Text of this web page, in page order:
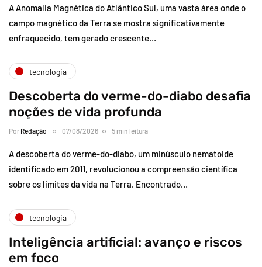
A Anomalia Magnética do Atlântico Sul, uma vasta área onde o
campo magnético da Terra se mostra significativamente
enfraquecido, tem gerado crescente…
tecnologia
Descoberta do verme-do-diabo desafia
noções de vida profunda
Por Redação 07/08/2026 5 min leitura
A descoberta do verme-do-diabo, um minúsculo nematoide
identificado em 2011, revolucionou a compreensão científica
sobre os limites da vida na Terra. Encontrado…
tecnologia
Inteligência artificial: avanço e riscos
em foco